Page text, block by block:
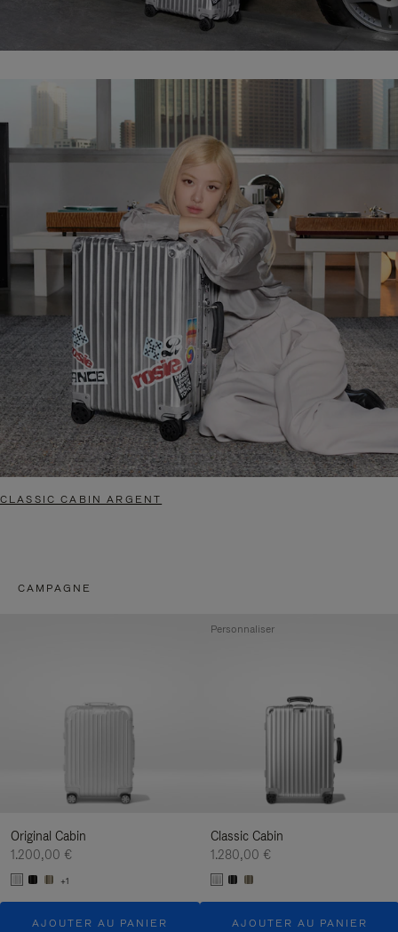
CLASSIC CABIN ARGENT
CAMPAGNE
Original Cabin
1.200,00 €
+1
AJOUTER AU PANIER
Classic Cabin
1.280,00 €
AJOUTER AU PANIER
Personnaliser